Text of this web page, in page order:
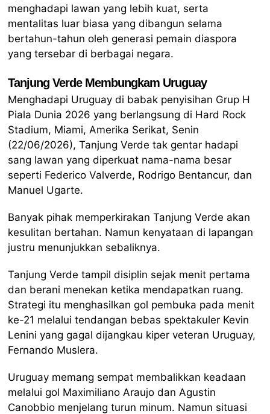
menghadapi lawan yang lebih kuat, serta
mentalitas luar biasa yang dibangun selama
bertahun-tahun oleh generasi pemain diaspora
yang tersebar di berbagai negara.
Tanjung Verde Membungkam Uruguay
Menghadapi Uruguay di babak penyisihan Grup H
Piala Dunia 2026 yang berlangsung di Hard Rock
Stadium, Miami, Amerika Serikat, Senin
(22/06/2026), Tanjung Verde tak gentar hadapi
sang lawan yang diperkuat nama-nama besar
seperti Federico Valverde, Rodrigo Bentancur, dan
Manuel Ugarte.
Banyak pihak memperkirakan Tanjung Verde akan
kesulitan bertahan. Namun kenyataan di lapangan
justru menunjukkan sebaliknya.
Tanjung Verde tampil disiplin sejak menit pertama
dan berani menekan ketika mendapatkan ruang.
Strategi itu menghasilkan gol pembuka pada menit
ke-21 melalui tendangan bebas spektakuler Kevin
Lenini yang gagal dijangkau kiper veteran Uruguay,
Fernando Muslera.
Uruguay memang sempat membalikkan keadaan
melalui gol Maximiliano Araujo dan Agustin
Canobbio menjelang turun minum. Namun situasi